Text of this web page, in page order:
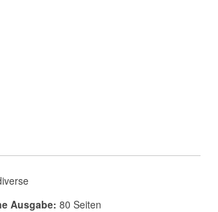
Ausgabe: 80 Seiten